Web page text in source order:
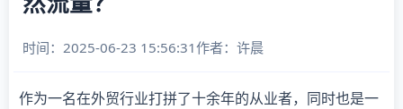
时间：2025-06-23 15:56:31作者： 许晨
作为一名在外贸行业打拼了十余年的从业者，同时也是一